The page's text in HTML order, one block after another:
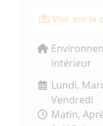
Voir sur la
intérieur
Lundi,
Vendredi
Matin,